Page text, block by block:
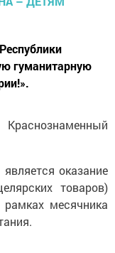
гуманитарную
оказание
товаров)
месячника